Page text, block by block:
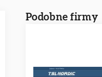
Podobne firmy